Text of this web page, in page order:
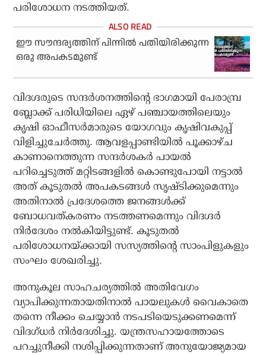
പരിശോധന നടത്തിയത്.
ഈ സൗന്ദര്യത്തിന് പിന്നില്‍ പതിയിരിക്കുന്ന
ഒരു അപകടമുണ്ട്
വിദഗ്ദരുടെ സന്ദര്‍ശനത്തിന്റെ ഭാഗമായി പേരാമ്പ്ര
ബ്ലോക്ക് പരിധിയിലെ ഏഴ് പഞ്ചായത്തിലെയും
കൃഷി ഓഫീസര്‍മാരുടെ യോഗവും കൃഷിവകുപ്പ്
വിളിച്ചുചേര്‍ത്തു. ആവളപ്പാണ്ടിയില്‍ പൂക്കാഴ്ച
കാണാനെത്തുന്ന സന്ദര്‍ശകര്‍ പായല്‍
പറിച്ചെടുത്ത് മറ്റിടങ്ങളില്‍ കൊണ്ടുപോയി നട്ടാല്‍
അത് കൂടുതല്‍ അപകടങ്ങള്‍ സൃഷ്ടിക്കുമെന്നും
അതിനാല്‍ പ്രദേശത്തെ ജനങ്ങള്‍ക്ക്
ബോധവത്കരണം നടത്തണമെന്നും വിദഗ്ദര്‍
നിര്‍ദേശം നല്‍കിയിട്ടുണ്ട്. കൂടുതല്‍
പരിശോധനയ്ക്കായി സസ്യത്തിന്റെ സാംപിളുകളും
സംഘം ശേഖരിച്ചു.
അനുകൂല സാഹചര്യത്തില്‍ അതിവേഗം
വ്യാപിക്കുന്നതായതിനാല്‍ പായലുകള്‍ വൈകാതെ
തന്നെ നീക്കം ചെയ്യാന്‍ നടപടിയെടുക്കണമെന്ന്
വിദഗ്ധര്‍ നിര്‍ദേശിച്ചു. യന്ത്രസഹായത്തോടെ
പറച്ചുനീക്കി നശിപ്പിക്കുന്നതാണ് അനുയോജ്യമായ